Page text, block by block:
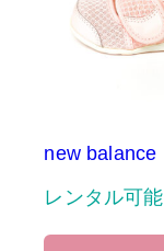
new balance
レンタル可能